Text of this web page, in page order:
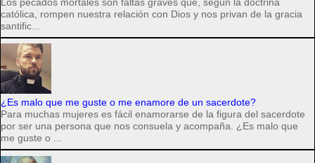
católica, rompen nuestra relación con Dios y nos privan de la gracia
santific...
¿Es malo que me guste o me enamore de un sacerdote?
Para muchas mujeres es fácil enamorarse de la figura del sacerdote
por ser una persona que nos consuela y acompaña. ¿Es malo que
me guste o ...